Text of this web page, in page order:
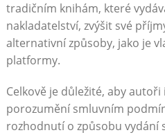
tradičním knihám, které
nakladatelství, zvýšit své
alternativní způsoby, jako je
platformy.
Celkově je důležité, aby
porozumění smluvním
rozhodnutí o způsobu vydání